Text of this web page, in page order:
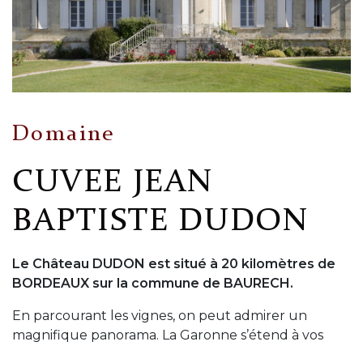
Domaine
CUVEE JEAN
BAPTISTE DUDON
Le Château DUDON est situé à 20 kilomètres de
BORDEAUX sur la commune de BAURECH.
En parcourant les vignes, on peut admirer un
magnifique panorama. La Garonne s’étend à vos